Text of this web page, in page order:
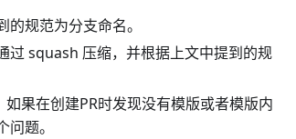
规范为分支命名。
squash 压缩，并根据上文中提到的规
果在创建PR时发现没有模版或者模版内
题。